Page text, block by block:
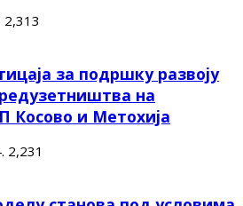
2,313
за подршку развоју
на
Косово и Метохија
2,231